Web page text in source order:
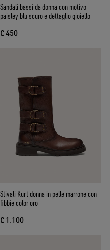
Sandali bassi da donna con motivo
paisley blu scuro e dettaglio gioiello
€ 450
Stivali Kurt donna in pelle marrone con
fibbie color oro
€ 1.100